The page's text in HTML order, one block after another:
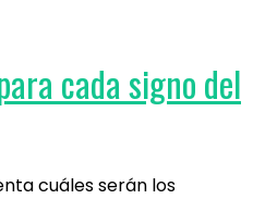
cada signo del
cuáles serán los